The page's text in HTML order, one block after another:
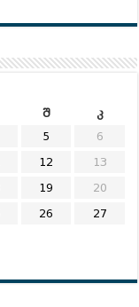
შ
კ
5
6
12
13
19
20
26
27